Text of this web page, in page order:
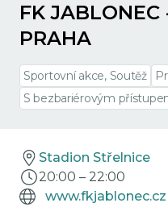
FK JABLONEC
PRAHA
Sportovní akce, Soutěž
S bezbariérovým
Stadion Střelnice
20:00 – 22:00
www.fkjablonec.cz